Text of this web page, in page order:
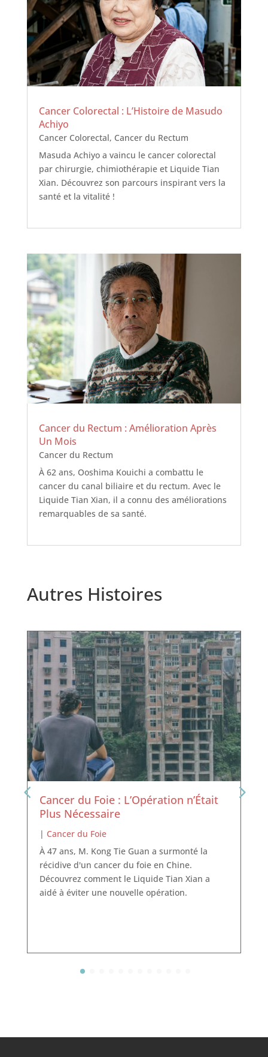
Cancer Colorectal : L’Histoire de Masudo
Achiyo
Cancer Colorectal, Cancer du Rectum
Masuda Achiyo a vaincu le cancer colorectal
par chirurgie, chimiothérapie et Liquide Tian
Xian. Découvrez son parcours inspirant vers la
santé et la vitalité !
Cancer du Rectum : Amélioration Après
Un Mois
Cancer du Rectum
À 62 ans, Ooshima Kouichi a combattu le
cancer du canal biliaire et du rectum. Avec le
Liquide Tian Xian, il a connu des améliorations
remarquables de sa santé.
Autres Histoires
Cancer du Foie : L’Opération n’Était
Plus Nécessaire
| Cancer du Foie
À 47 ans, M. Kong Tie Guan a surmonté la
récidive d'un cancer du foie en Chine.
Découvrez comment le Liquide Tian Xian a
aidé à éviter une nouvelle opération.